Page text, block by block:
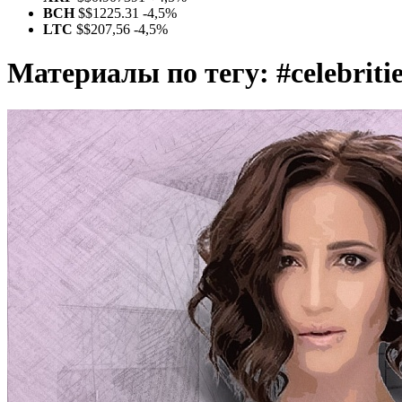
BCH$$1225.31 -4,5%
LTC $$207,56 -4,5%
Материалы по тегу: